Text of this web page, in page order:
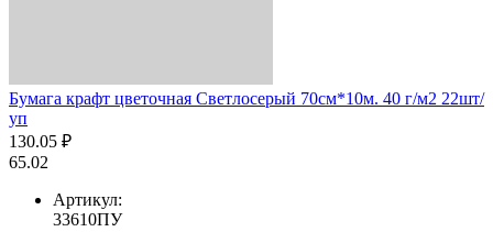
Бумага крафт цветочная Светлосерый 70см*10м. 40 г/м2 22шт/
уп
130.05 ₽
65.02
Артикул:
33610ПУ